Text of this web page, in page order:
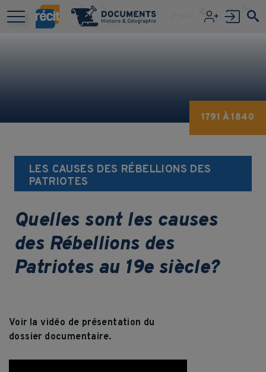
Aller au contenu principal
LES CAUSES DES RÉBELLIONS DES
PATRIOTES
Quelles sont les causes
des Rébellions des
Patriotes au 19e siècle?
1791 À 1840
Voir la vidéo de présentation du
dossier documentaire.